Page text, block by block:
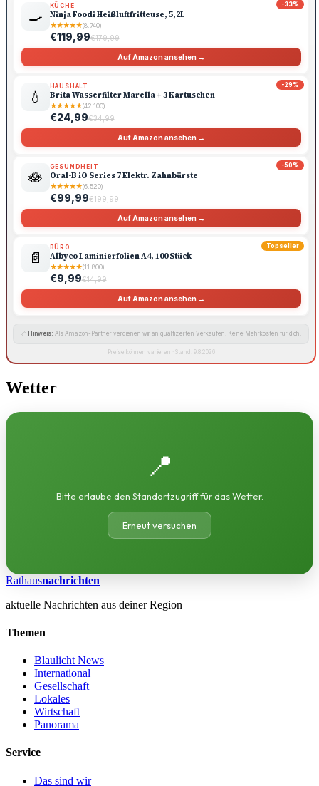
-33%
🍳
KÜCHE
Ninja Foodi Heißluftfritteuse, 5,2L
★★★★★(8.740)
€119,99€179,99
Auf Amazon ansehen →
-29%
💧
HAUSHALT
Brita Wasserfilter Marella + 3 Kartuschen
★★★★★(42.100)
€24,99€34,99
Auf Amazon ansehen →
-50%
🪷
GESUNDHEIT
Oral-B iO Series 7 Elektr. Zahnbürste
★★★★★(6.520)
€99,99€199,99
Auf Amazon ansehen →
Topseller
📄
BÜRO
Albyco Laminierfolien A4, 100 Stück
★★★★★(11.800)
€9,99€14,99
Auf Amazon ansehen →
🔗 Hinweis: Als Amazon-Partner verdienen wir an qualifizierten Verkäufen. Keine Mehrkosten für dich.
Preise können variieren · Stand: 9.8.2026
Wetter
📍
Bitte erlaube den Standortzugriff für das Wetter.
Erneut versuchen
Rathausnachrichten
aktuelle Nachrichten aus deiner Region
Themen
Blaulicht News
International
Gesellschaft
Lokales
Wirtschaft
Panorama
Service
Das sind wir